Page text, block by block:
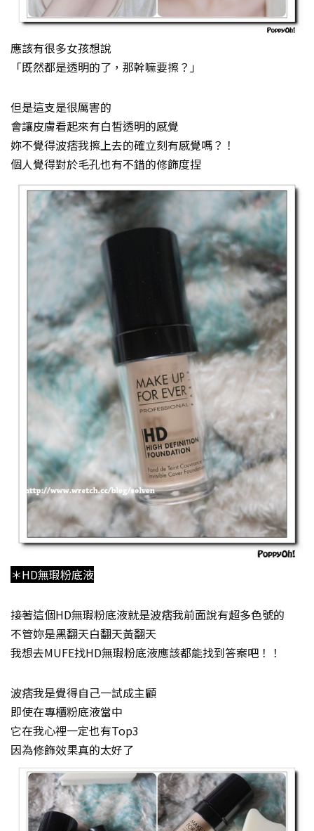
應該有很多女孩想說
「既然都是透明的了，那幹嘛要擦？」
但是這支是很厲害的
會讓皮膚看起來有白皙透明的感覺
妳不覺得波痞我擦上去的確立刻有感覺嗎？！
個人覺得對於毛孔也有不錯的修飾度捏
＊HD無瑕粉底液
接著這個HD無瑕粉底液就是波痞我前面說有超多色號的
不管妳是黑翻天白翻天黃翻天
我想去MUFE找HD無瑕粉底液應該都能找到答案吧！！
波痞我是覺得自己一試成主顧
即使在專櫃粉底液當中
它在我心裡一定也有Top3
因為修飾效果真的太好了